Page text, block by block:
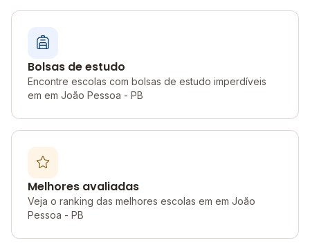
Bolsas de estudo
Encontre escolas com bolsas de estudo imperdíveis
em em João Pessoa - PB
Melhores avaliadas
Veja o ranking das melhores escolas em em João
Pessoa - PB